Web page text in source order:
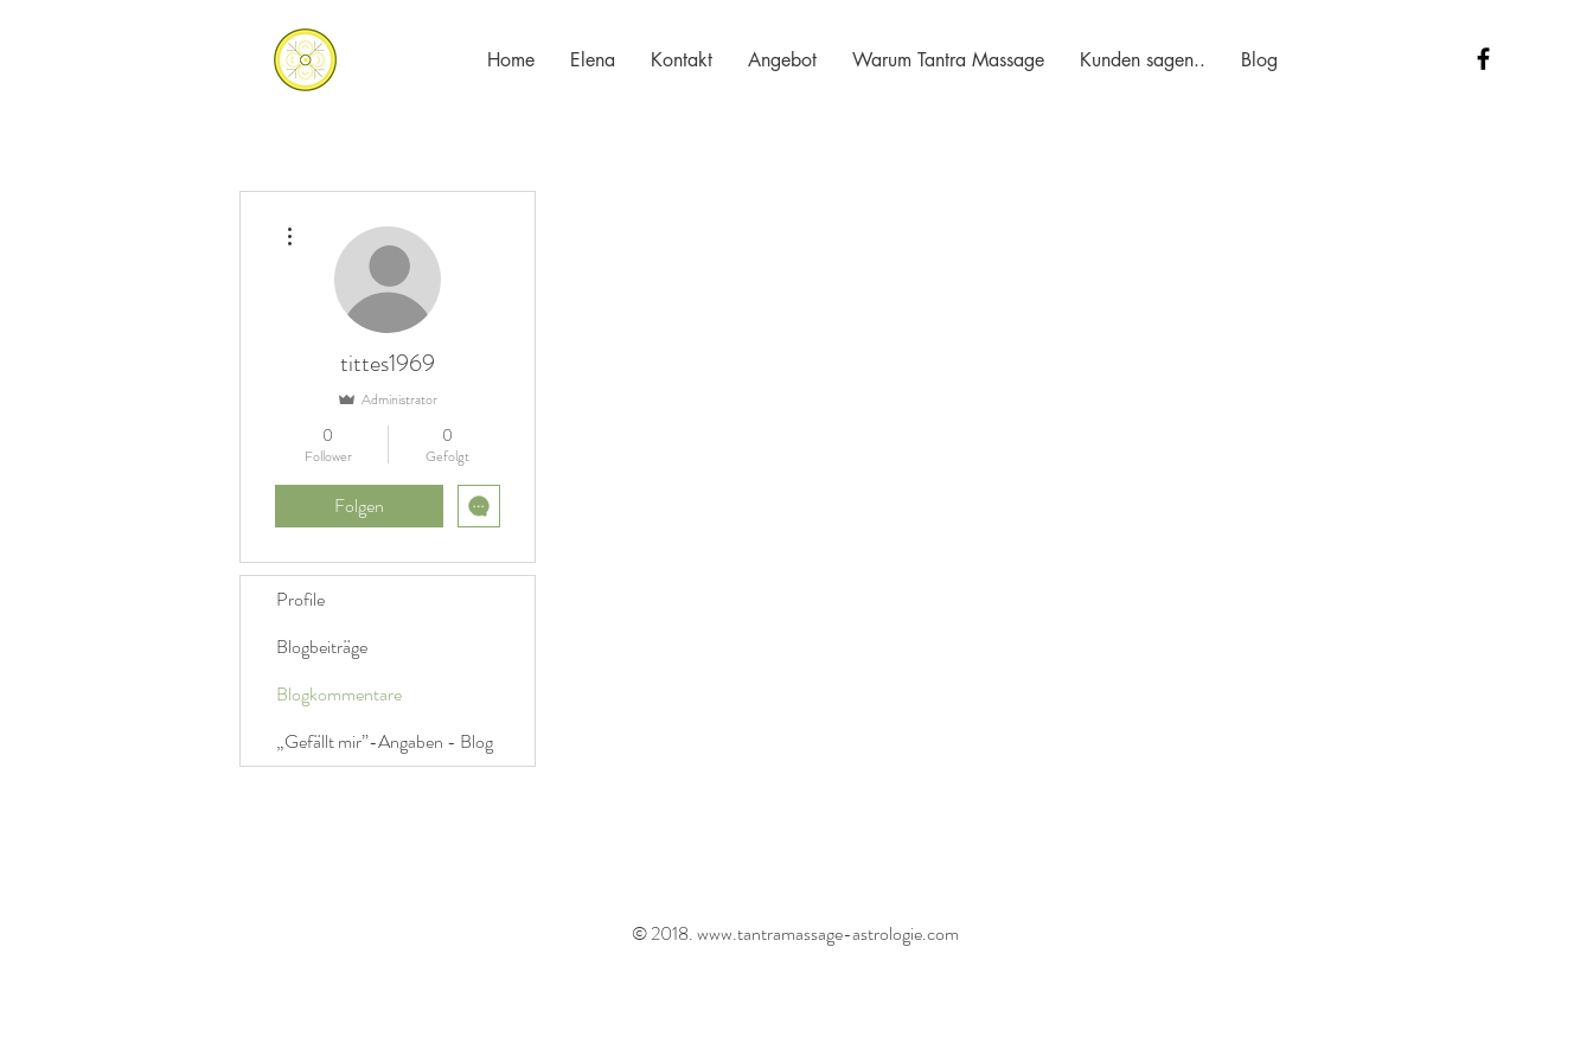
Home Elena Kontakt Angebot Warum Tantra Massage Kunden sagen.. Blog
tittes1969
Administrator
0
Follower
0
Gefolgt
Folgen
Profile
Blogbeiträge
Blogkommentare
„Gefällt mir”-Angaben - Blog
© 2018. www.tantramassage-astrologie.com